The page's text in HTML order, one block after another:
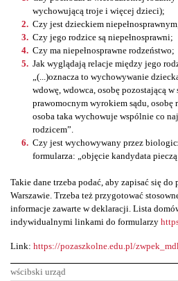
wychowującą troje i więcej dzieci);
Czy jest dzieckiem
Czy jego rodzice są niepełnosprawni;
Czy ma niepełnosprawne rodzeństwo;
Jak wyglądają relacje między jego
„(...)oznacza to wychowywanie
wdowę, wdowca, osobę pozostającą w
prawomocnym wyrokiem sądu, osobę
osoba taka wychowuje wspólnie co
rodzicem”.
Czy jest wychowywany przez
formularza: „objęcie kandydata pieczą
Takie dane trzeba podać, aby zapisać się
Warszawie. Trzeba też przygotować
informacje zawarte w deklaracji. Lista
indywidualnymi linkami do formularzy
Link: https://pozaszkolne.edu.pl/
wścibski urząd